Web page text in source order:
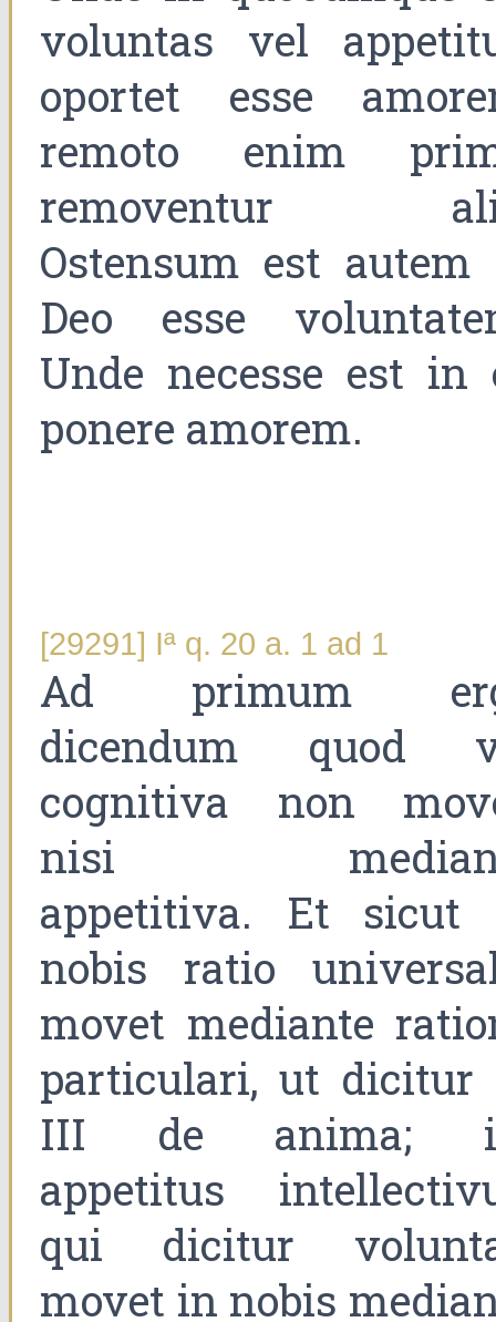
voluntas vel
oportet esse
remoto enim
removentur
Ostensum est
Deo esse
Unde necesse est in
ponere amorem.
[29291] Iª q. 20 a. 1 ad 1
Ad primum
dicendum quod
cognitiva non
nisi
appetitiva. Et sicut
nobis ratio
movet mediante
particulari, ut dicitur
III de anima;
appetitus
qui dicitur
movet in nobis